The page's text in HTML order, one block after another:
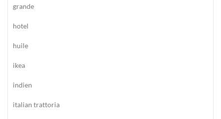
grande
hotel
huile
ikea
indien
italian trattoria